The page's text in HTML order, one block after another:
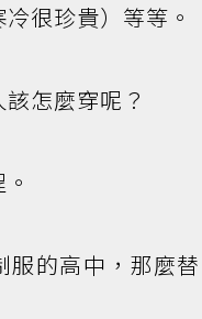
很珍貴）等等。
怎麼穿呢？
服的高中，那麼